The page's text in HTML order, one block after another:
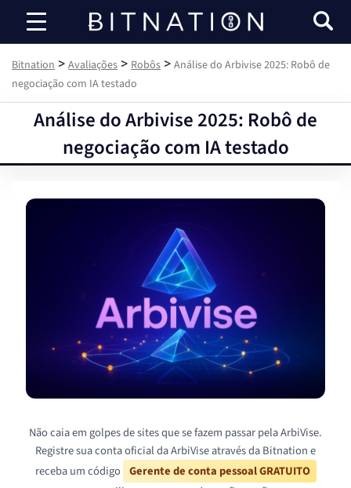
Bitnation
Bitnation > Avaliações > Robôs > Análise do Arbivise 2025: Robô de
negociação com IA testado
Análise do Arbivise 2025: Robô de
negociação com IA testado
Não caia em golpes de sites que se fazem passar pela ArbiVise.
Registre sua conta oficial da ArbiVise através da Bitnation e
receba um código Gerente de conta pessoal GRATUITO